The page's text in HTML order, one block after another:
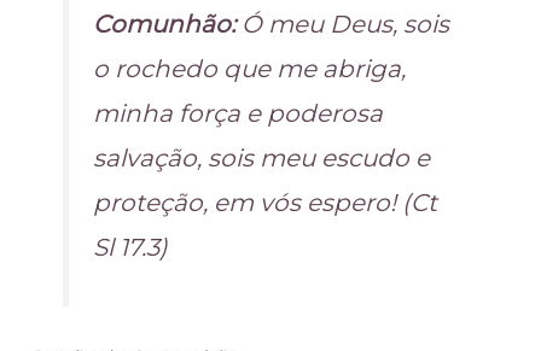
Comunhão:Ó meu Deus, sois
o rochedo que me abriga,
minha força e poderosa
salvação, sois meu escudo e
proteção, em vós espero! (Ct
Sl 17.3)